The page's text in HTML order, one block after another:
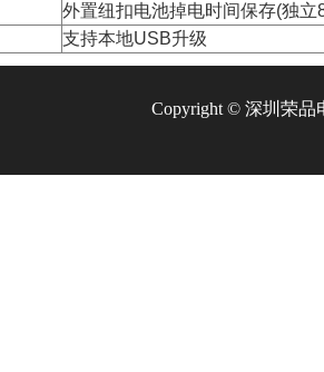
外置纽扣电池掉电时间保存(独
支持本地USB升级
Copyright © 深圳荣品